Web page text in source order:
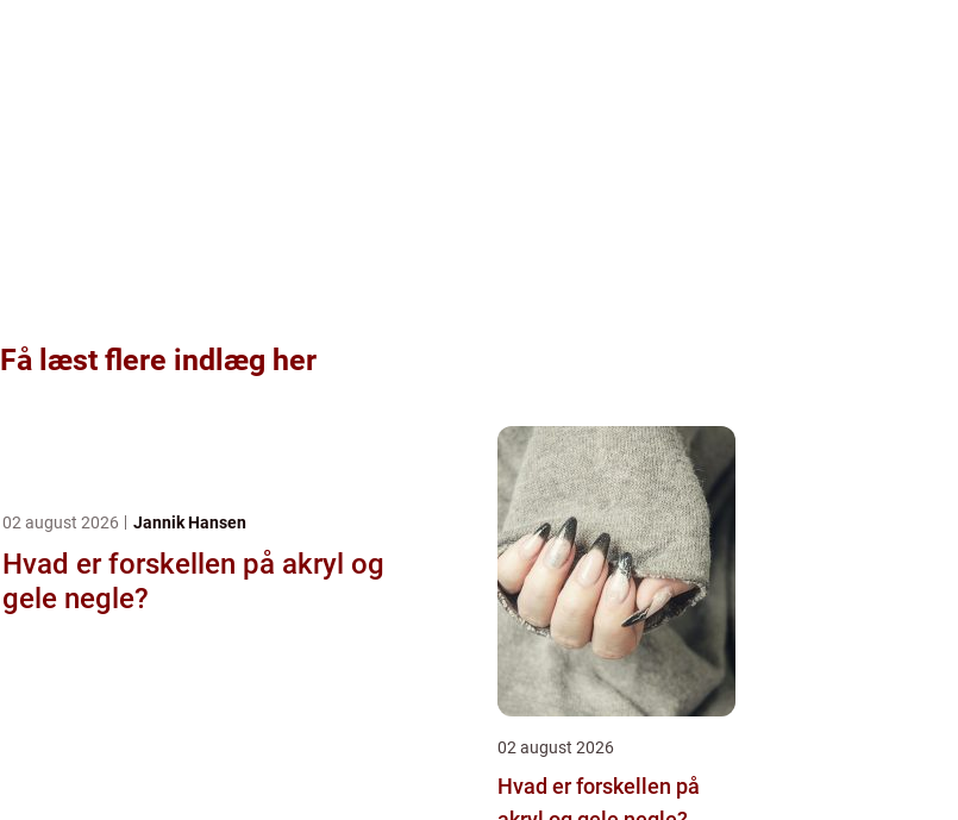
Få læst flere indlæg her
02 august 2026 Jannik Hansen
Hvad er forskellen på akryl og
gele negle?
02 august 2026
Hvad er forskellen på